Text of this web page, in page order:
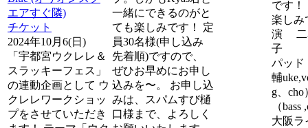
チケット
2024年10月6(日)
「宇都宮ウクレレ＆
スラッキーフェス」
の連動企画として ウ
クレレワークショッ
プをさせていただき
一緒にできるのがと
ても楽しみです！ 定
員30名様(申し込み
先着順)ですので、
ぜひお早めにお申し
込みを〜。 お申し込
みは、スパムすび樋
口様まで、よろしく
です
楽しみ
演 二
子
パッド
輔
g、
（bass
大阪ラ